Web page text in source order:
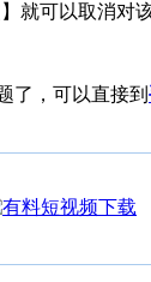
就可以取消对
了，可以直接到